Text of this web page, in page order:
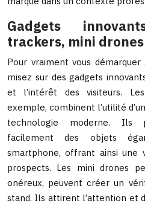
Gadgets
trackers, mini
Pour vraiment vous
misez sur des gadgets
et l’intérêt des visiteurs.
exemple, combinent l’utilité
technologie moderne. Ils
facilement des objets
smartphone, offrant ainsi une
prospects. Les mini drones
onéreux, peuvent créer un
stand. Ils attirent l’attention et